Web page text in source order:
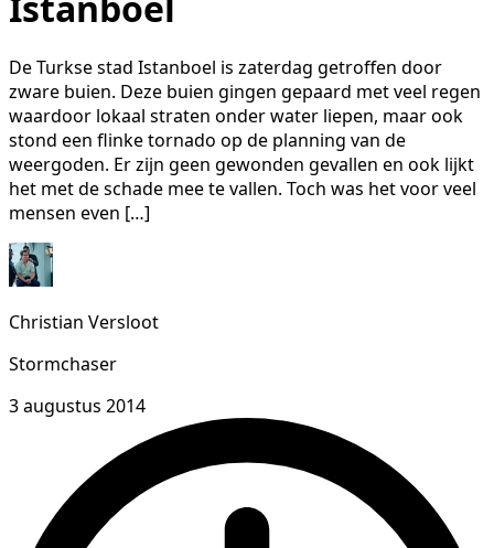
De Turkse stad Istanboel is zaterdag getroffen door
zware buien. Deze buien gingen gepaard met veel regen
waardoor lokaal straten onder water liepen, maar ook
stond een flinke tornado op de planning van de
weergoden. Er zijn geen gewonden gevallen en ook lijkt
het met de schade mee te vallen. Toch was het voor veel
mensen even […]
Christian Versloot
Stormchaser
3 augustus 2014